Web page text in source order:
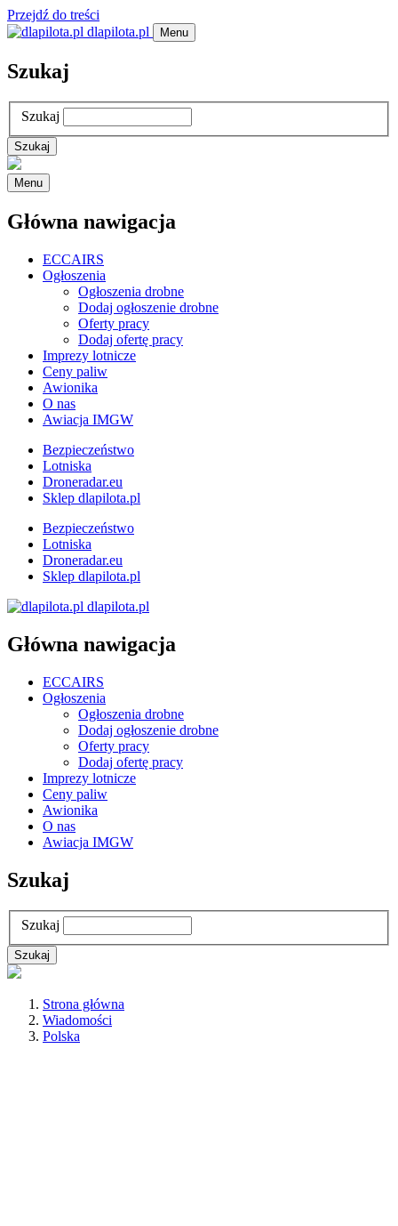
Przejdź do treści
dlapilota.pl
Menu
Szukaj
Szukaj
Menu
Główna nawigacja
ECCAIRS
Ogłoszenia
Ogłoszenia drobne
Dodaj ogłoszenie drobne
Oferty pracy
Dodaj ofertę pracy
Imprezy lotnicze
Ceny paliw
Awionika
O nas
Awiacja IMGW
Bezpieczeństwo
Lotniska
Droneradar.eu
Sklep dlapilota.pl
Bezpieczeństwo
Lotniska
Droneradar.eu
Sklep dlapilota.pl
dlapilota.pl
Główna nawigacja
ECCAIRS
Ogłoszenia
Ogłoszenia drobne
Dodaj ogłoszenie drobne
Oferty pracy
Dodaj ofertę pracy
Imprezy lotnicze
Ceny paliw
Awionika
O nas
Awiacja IMGW
Szukaj
Szukaj
Strona główna
Wiadomości
Polska